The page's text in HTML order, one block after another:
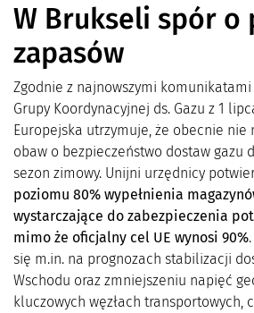
W Brukseli spór o
zapasów
Zgodnie z najnowszymi
Grupy Koordynacyjnej ds. Gazu z 1
Europejska utrzymuje, że obecnie nie
obaw o bezpieczeństwo dostaw gazu
sezon zimowy. Unijni urzędnicy
poziomu 80% wypełnienia
wystarczające do zabezpieczenia
mimo że oficjalny cel UE wynosi 90%
się m.in. na prognozach stabilizacji
Wschodu oraz zmniejszeniu napięć
kluczowych węzłach transportowych,